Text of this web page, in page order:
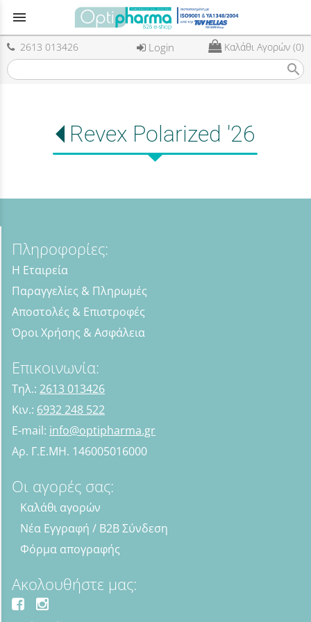
menu
2613 013426 Login Καλάθι Αγορών (0)
search
Revex Polarized '26
Πληροφορίες:
Η Εταιρεία
Παραγγελίες & Πληρωμές
Αποστολές & Επιστροφές
Όροι Χρήσης & Ασφάλεια
Επικοινωνία:
Τηλ.: 2613 013426
Κιν.: 6932 248 522
E-mail: info@optipharma.gr
Αρ. Γ.Ε.ΜΗ. 146005016000
Οι αγορές σας:
Καλάθι αγορών
Νέα Εγγραφή / B2B Σύνδεση
Φόρμα απογραφής
Ακολουθήστε μας: